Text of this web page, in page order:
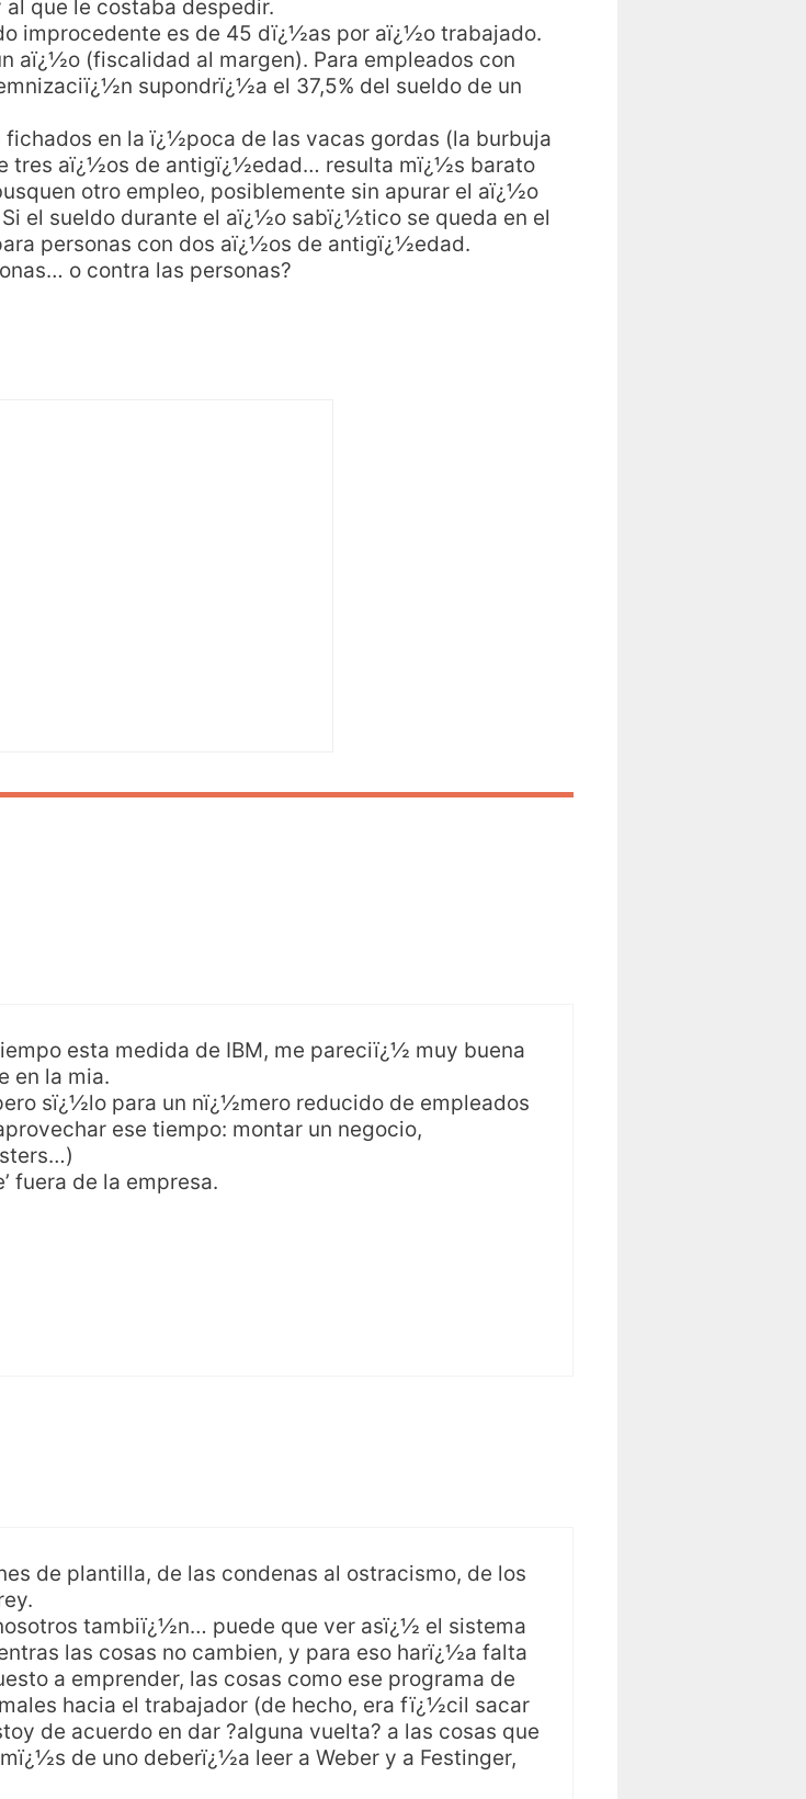
que le costaba despedir.
improcedente es de 45 dï¿½as por aï¿½o trabajado.
aï¿½o (fiscalidad al margen). Para empleados con
supondrï¿½a el 37,5% del sueldo de un
en la ï¿½poca de las vacas gordas (la burbuja
tres aï¿½os de antigï¿½edad… resulta mï¿½s barato
otro empleo, posiblemente sin apurar el aï¿½o
el sueldo durante el aï¿½o sabï¿½tico se queda en el
personas con dos aï¿½os de antigï¿½edad.
o contra las personas?
esta medida de IBM, me pareciï¿½ muy buena
en la mia.
sï¿½lo para un nï¿½mero reducido de empleados
ese tiempo: montar un negocio,
fuera de la empresa.
de plantilla, de las condenas al ostracismo, de los
tambiï¿½n… puede que ver asï¿½ el sistema
las cosas no cambien, y para eso harï¿½a falta
a emprender, las cosas como ese programa de
hacia el trabajador (de hecho, era fï¿½cil sacar
de acuerdo en dar ?alguna vuelta? a las cosas que
de uno deberï¿½a leer a Weber y a Festinger,